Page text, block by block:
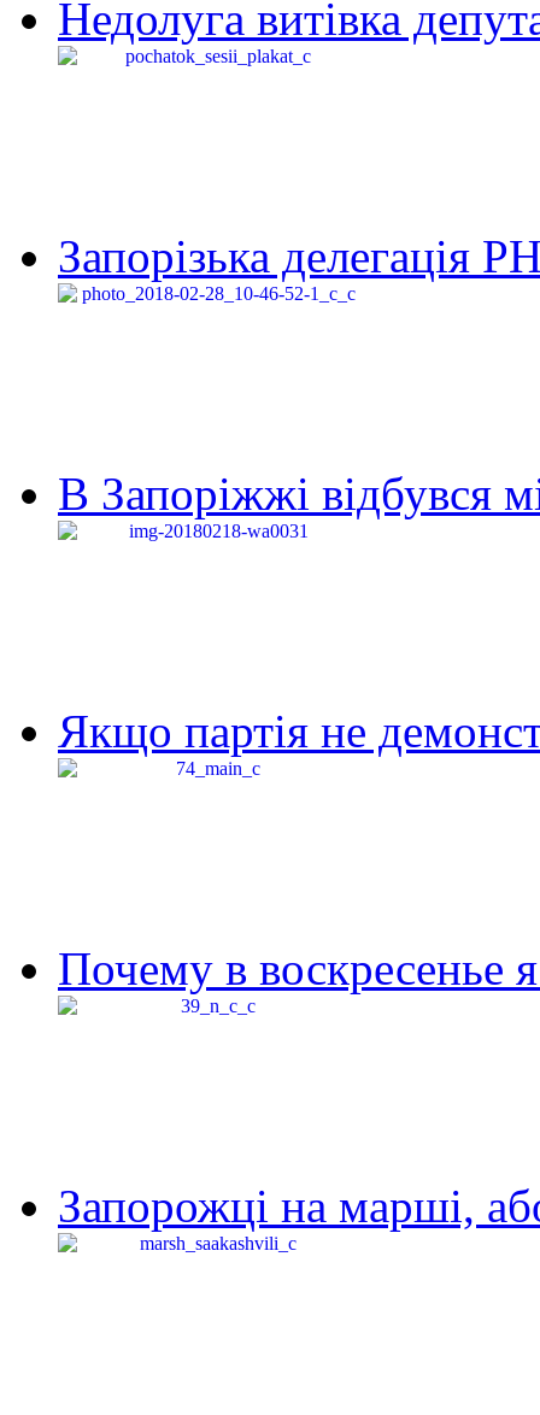
Недолуга витівка
Запорізька делегація
В Запоріжжі відбувся
Якщо партія не
Почему в воскресенье
Запорожці на марші,